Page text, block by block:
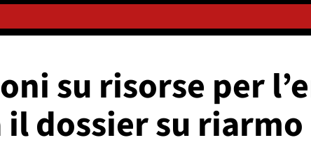
su risorse per
dossier su riarmo